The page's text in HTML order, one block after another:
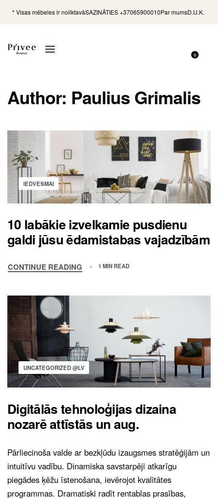
* Visas mēbeles ir noliktavāSAZINĀTIES +37065900010Par mumsD.U.K.
0
Author: Paulius Grimalis
IEDVESMAI
10 labākie izvelkamie pusdienu
galdi jūsu ēdamistabas vajadzībām
CONTINUE READING 1 MIN READ
UNCATEGORIZED @LV
Digitālās tehnoloģijas dizaina
nozarē attīstās un aug.
Pārliecinoša valde ar bezkļūdu izaugsmes stratēģijām un
intuitīvu vadību. Dinamiska savstarpēji atkarīgu
piegādes ķēžu īstenošana, ievērojot kvalitātes
programmas. Dramatiski radīt rentablas prasības,